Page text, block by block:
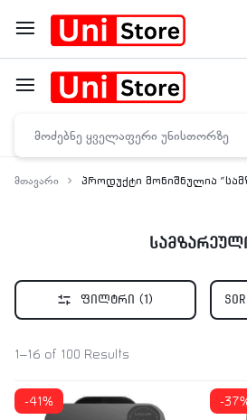
მთავარი პროდუქტი მონიშნულია
ფილტრი (1)
1–16 of 100 Results
-41% -